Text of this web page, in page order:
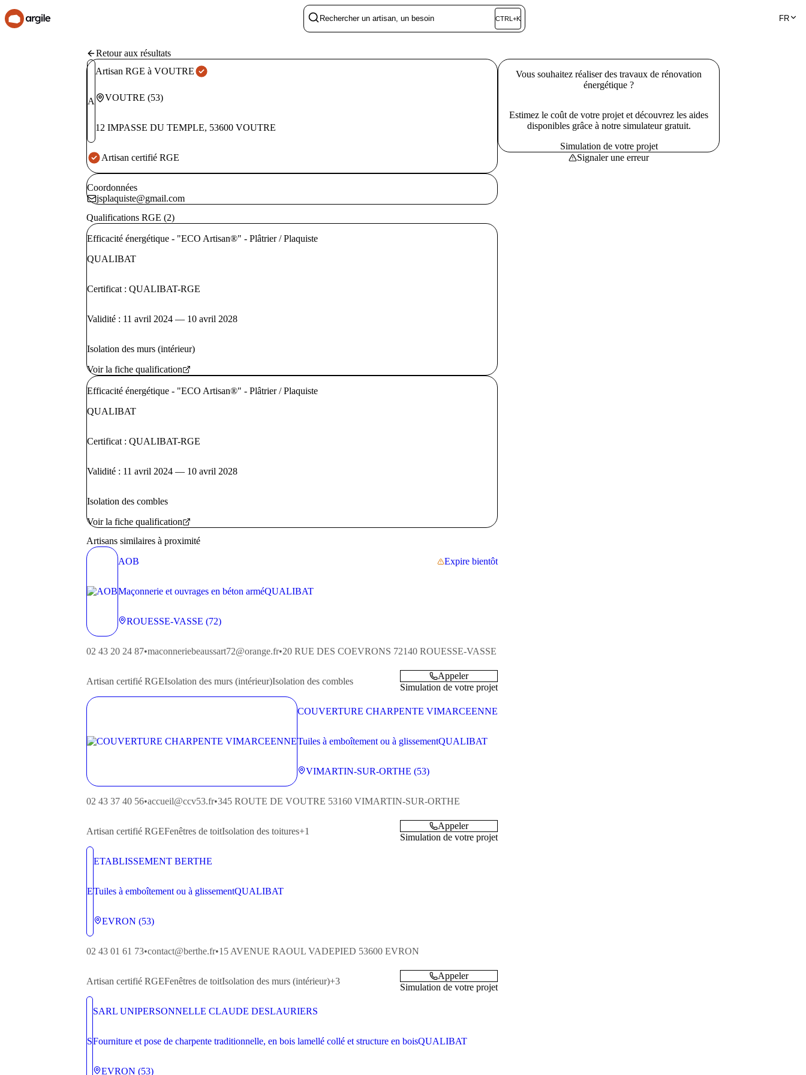
Rechercher un artisan, un besoin CTRL+K FR
Retour aux résultats
A
Artisan RGE à VOUTRE
VOUTRE (53)
12 IMPASSE DU TEMPLE, 53600 VOUTRE
Artisan certifié RGE
Coordonnées
jsplaquiste@gmail.com
Qualifications RGE (2)
Efficacité énergétique - "ECO Artisan®" - Plâtrier / Plaquiste
QUALIBAT
Certificat : QUALIBAT-RGE
Validité : 11 avril 2024 — 10 avril 2028
Isolation des murs (intérieur)
Voir la fiche qualification
Efficacité énergétique - "ECO Artisan®" - Plâtrier / Plaquiste
QUALIBAT
Certificat : QUALIBAT-RGE
Validité : 11 avril 2024 — 10 avril 2028
Isolation des combles
Voir la fiche qualification
Artisans similaires à proximité
AOB
Maçonnerie et ouvrages en béton arméQUALIBAT
ROUESSE-VASSE (72)
Expire bientôt
02 43 20 24 87•maconneriebeaussart72@orange.fr•20 RUE DES COEVRONS 72140 ROUESSE-VASSE
Artisan certifié RGEIsolation des murs (intérieur)Isolation des combles
Appeler
Simulation de votre projet
COUVERTURE CHARPENTE VIMARCEENNE
Tuiles à emboîtement ou à glissementQUALIBAT
VIMARTIN-SUR-ORTHE (53)
02 43 37 40 56•accueil@ccv53.fr•345 ROUTE DE VOUTRE 53160 VIMARTIN-SUR-ORTHE
Artisan certifié RGEFenêtres de toitIsolation des toitures+1
Appeler
Simulation de votre projet
E
ETABLISSEMENT BERTHE
Tuiles à emboîtement ou à glissementQUALIBAT
EVRON (53)
02 43 01 61 73•contact@berthe.fr•15 AVENUE RAOUL VADEPIED 53600 EVRON
Artisan certifié RGEFenêtres de toitIsolation des murs (intérieur)+3
Appeler
Simulation de votre projet
S
SARL UNIPERSONNELLE CLAUDE DESLAURIERS
Fourniture et pose de charpente traditionnelle, en bois lamellé collé et structure en boisQUALIBAT
EVRON (53)
Vous souhaitez réaliser des travaux de rénovation
énergétique ?
Estimez le coût de votre projet et découvrez les aides
disponibles grâce à notre simulateur gratuit.
Simulation de votre projet
Signaler une erreur